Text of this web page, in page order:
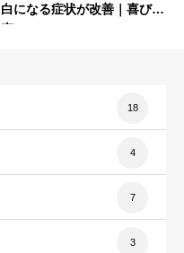
白になる症状が改善｜喜びの
声
18
4
7
3